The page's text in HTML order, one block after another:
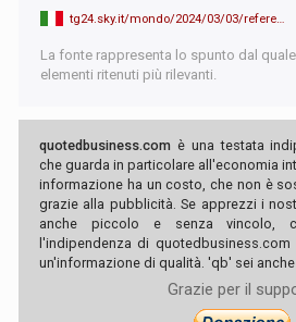
La fonte rappresenta lo spunto dal
elementi ritenuti più rilevanti.
quotedbusiness.com è una testata
che guarda in particolare all'economia
informazione ha un costo, che non è
grazie alla pubblicità. Se apprezzi i
anche piccolo e senza vincolo,
l'indipendenza di
un'informazione di qualità. 'qb' sei anche
Grazie per il